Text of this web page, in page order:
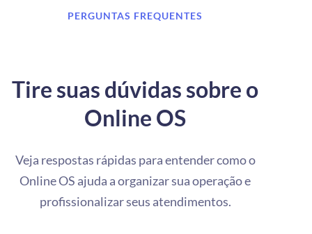
PERGUNTAS FREQUENTES
Tire suas dúvidas sobre o
Online OS
Veja respostas rápidas para entender como o
Online OS ajuda a organizar sua operação e
profissionalizar seus atendimentos.